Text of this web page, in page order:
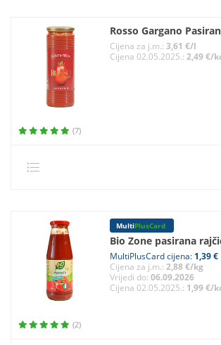
Rosso Gargano
Cijena za j.m.: 3,61 €/l
Cijena 02.05.2025.: 2,49 €/
(7)
MultiPlusCard
Bio Zone pasirana
MultiPlusCard cijena: 1,39 €
Cijena za j.m.: 2,88 €/kg
Vrijedi do: 06.09.2026
Cijena 02.05.2025.: 1,99 €/
(2)